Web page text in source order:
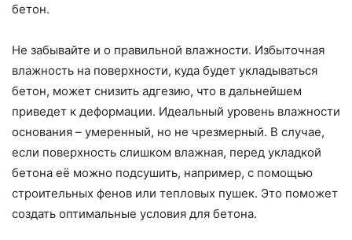
бетон.
Не забывайте и о правильной влажности. Избыточная
влажность на поверхности, куда будет укладываться
бетон, может снизить адгезию, что в дальнейшем
приведет к деформации. Идеальный уровень влажности
основания – умеренный, но не чрезмерный. В случае,
если поверхность слишком влажная, перед укладкой
бетона её можно подсушить, например, с помощью
строительных фенов или тепловых пушек. Это поможет
создать оптимальные условия для бетона.